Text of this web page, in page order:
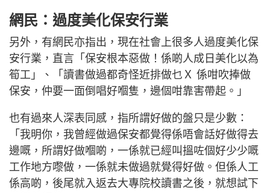
網民：過度美化保安行業
另外，有網民亦指出，現在社會上很多人過度美化保
安行業，直言「保安根本惡做！係啲人成日美化以為
筍工」、「讀書做過都奇怪近排做乜Ｘ 係咁吹捧做
保安，仲要一面倒唱好嗰隻，邊個咁靠害帶起。」
也有過來人深表同感，指所謂好做的盤只是少數：
「我明你，我曾經做過保安都覺得係唔會話好做得去
邊嘅，所謂好做嗰啲，一係就已經叫搵咗個好少少嘅
工作地方嚟做，一係就未做過就覺得好做。但係人工
係高啲，後尾就入返去大專院校讀書之後，就想試下